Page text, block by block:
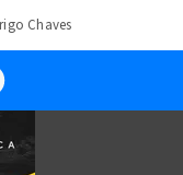
Chaves